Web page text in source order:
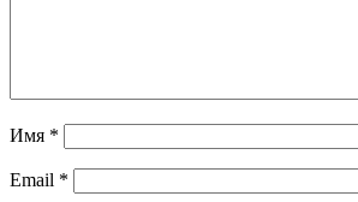
Имя *
Email *